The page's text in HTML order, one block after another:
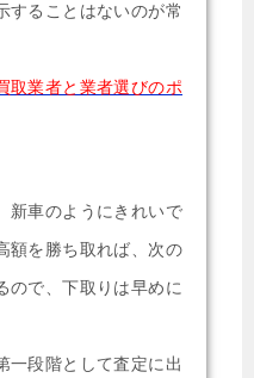
することはないのが常
取業者と業者選びのポ
新車のようにきれいで
額を勝ち取れば、次の
ので、下取りは早めに
一段階として査定に出